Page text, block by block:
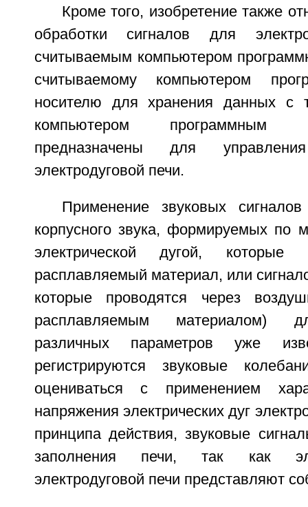
Кроме того, изобретение также
обработки сигналов для
считываемым компьютером
считываемому компьютером
носителю для хранения данных с
компьютером программным
предназначены для
электродуговой печи.
Применение звуковых
корпусного звука, формируемых по
электрической дугой, которые
расплавляемый материал, или
которые проводятся через
расплавляемым материалом)
различных параметров уже
регистрируются звуковые
оцениваться с применением
напряжения электрических дуг
принципа действия, звуковые
заполнения печи, так как
электродуговой печи представляют